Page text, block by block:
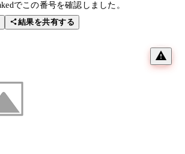
でこの番号を確認しました。
結果を共有する